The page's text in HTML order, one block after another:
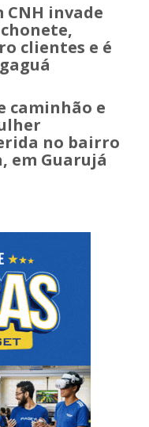
invade
clientes e é
caminhão e
no bairro
em Guarujá